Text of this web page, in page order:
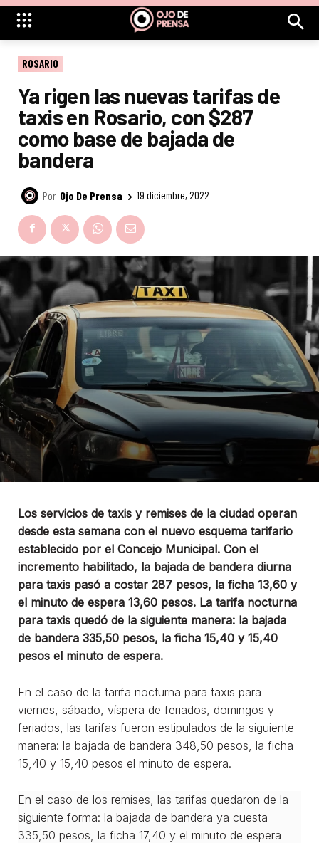
ROSARIO
Ya rigen las nuevas tarifas de
taxis en Rosario, con $287
como base de bajada de
bandera
Por Ojo De Prensa 19 diciembre, 2022
Los servicios de taxis y remises de la ciudad operan
desde esta semana con el nuevo esquema tarifario
establecido por el Concejo Municipal. Con el
incremento habilitado, la bajada de bandera diurna
para taxis pasó a costar 287 pesos, la ficha 13,60 y
el minuto de espera 13,60 pesos. La tarifa nocturna
para taxis quedó de la siguiente manera: la bajada
de bandera 335,50 pesos, la ficha 15,40 y 15,40
pesos el minuto de espera.
En el caso de la tarifa nocturna para taxis para
viernes, sábado, víspera de feriados, domingos y
feriados, las tarifas fueron estipulados de la siguiente
manera: la bajada de bandera 348,50 pesos, la ficha
15,40 y 15,40 pesos el minuto de espera.
En el caso de los remises, las tarifas quedaron de la
siguiente forma: la bajada de bandera ya cuesta
335,50 pesos, la ficha 17,40 y el minuto de espera